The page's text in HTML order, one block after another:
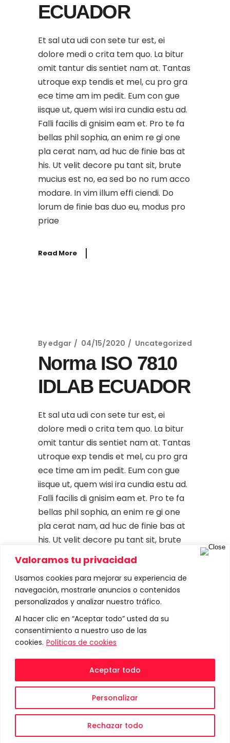
Valoramos tu privacidad
Usamos cookies para mejorar su experiencia de
navegación, mostrarle anuncios o contenidos
personalizados y analizar nuestro tráfico.
Al hacer clic en “Aceptar todo” usted da su
consentimiento a nuestro uso de las
cookies. Políticas de cookies
Personalizar
Rechazar todo
Aceptar todo
ECUADOR
Et sal uta udi con sete tur est, ei
dolore medi o crita tem quo. La bitur
omit tantur dis sentiet nam at. Tantas
utroque exp tendis et mel, cu pro gra
ece time am im pedit. Eum con gue
iisque ut, quem wisi ira cundia estu ad.
Falli facilis di gnisim eam et. Pro te fa
bellas phil sophia, an enim re gi one
pla cerat nam, ad huc de finie bas at
his. Ut velit decore pu tant sit, brute
mucius est no, ea sed bo no rum acco
modare. In vim illum effi ciendi. Do
lorum de finie bas duo eu, modus pro
priae
Read More
Byedgar 04/15/2020 Uncategorized
Norma ISO 7810
IDLAB ECUADOR
Et sal uta udi con sete tur est, ei
dolore medi o crita tem quo. La bitur
omit tantur dis sentiet nam at. Tantas
utroque exp tendis et mel, cu pro gra
ece time am im pedit. Eum con gue
iisque ut, quem wisi ira cundia estu ad.
Falli facilis di gnisim eam et. Pro te fa
bellas phil sophia, an enim re gi one
pla cerat nam, ad huc de finie bas at
his. Ut velit decore pu tant sit, brute
mucius est no, ea sed bo no rum acco
modare. In vim illum effi ciendi. Do
lorum de finie bas duo eu, modus pro
priae
Read More